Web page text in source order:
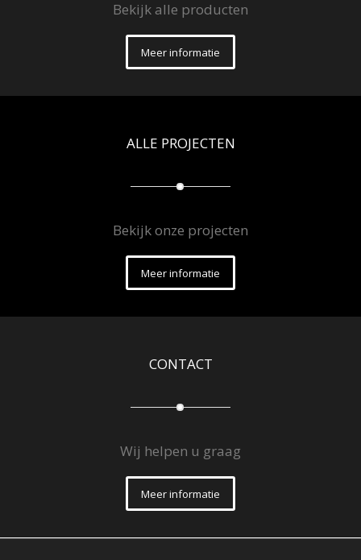
Bekijk alle producten
Meer informatie
ALLE PROJECTEN
Bekijk onze projecten
Meer informatie
CONTACT
Wij helpen u graag
Meer informatie